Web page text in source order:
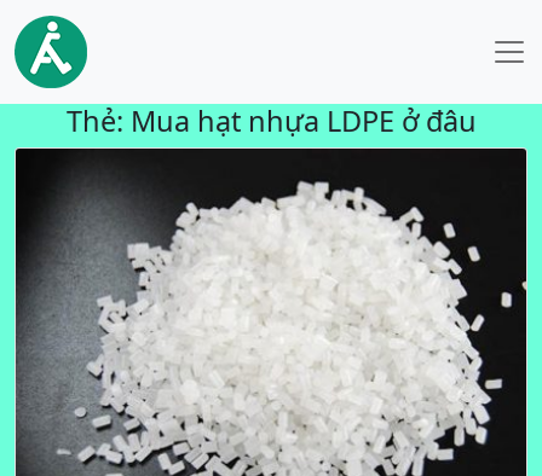
Thẻ: Mua hạt nhựa LDPE ở đâu